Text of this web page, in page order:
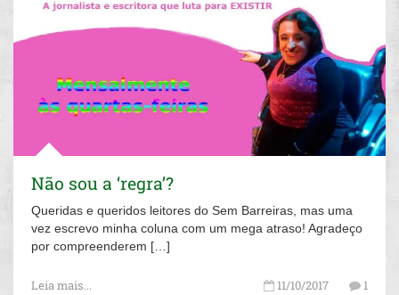
Não sou a ‘regra’?
Queridas e queridos leitores do Sem Barreiras, mas uma
vez escrevo minha coluna com um mega atraso! Agradeço
por compreenderem […]
Leia mais... 11/10/2017 1